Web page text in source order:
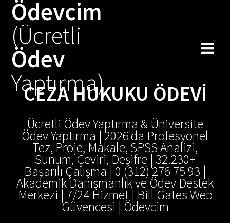
Ödevcim
(Ücretli
Ödev
Yaptırma)
CEZA HUKUKU ÖDEVI
Ücretli Ödev Yaptırma & Üniversite
Ödev Yaptırma | 2026'da Profesyonel
Tez, Proje, Makale, SPSS Analizi,
Sunum, Çeviri, Deşifre | 32.230+
Başarılı Çalışma | 0 (312) 276 75 93 |
Akademik Danışmanlık ve Ödev Destek
Merkezi | 7/24 Hizmet | Bill Gates Web
Güvencesi | Ödevcim